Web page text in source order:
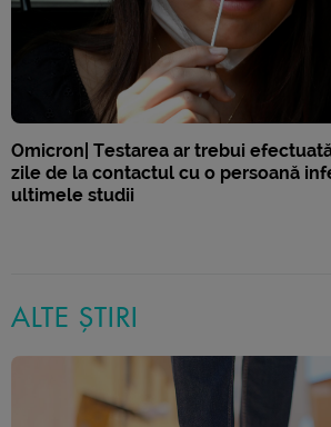
Omicron| Testarea ar trebui
zile de la contactul cu o persoană
ultimele studii
ALTE ȘTIRI